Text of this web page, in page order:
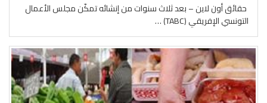
حقائق أون لاين – بعد ثلاث سنوات من إنشائه تمكّن مجلس الأعمال
التونسي الإفريقي (TABC) …